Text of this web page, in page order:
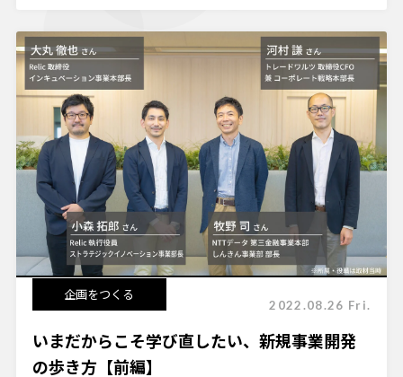
企画をつくる
2022.08.26 Fri.
いまだからこそ学び直したい、新規事業開発
の歩き方【前編】